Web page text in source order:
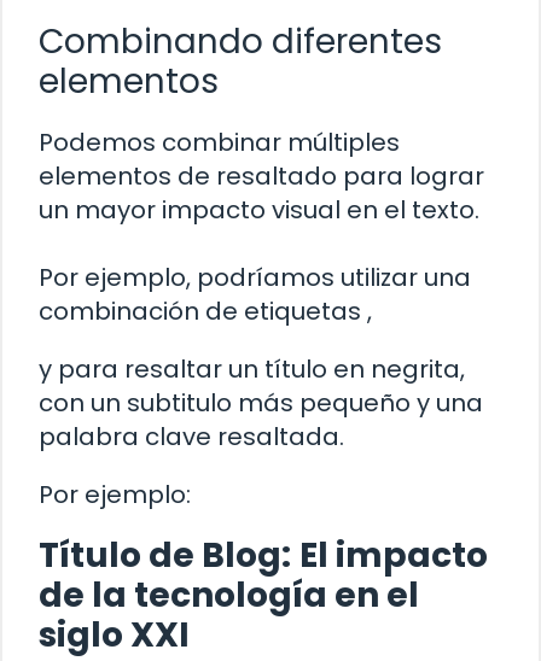
Combinando diferentes
elementos
Podemos combinar múltiples
elementos de resaltado para lograr
un mayor impacto visual en el texto.
Por ejemplo, podríamos utilizar una
combinación de etiquetas ,
y para resaltar un título en negrita,
con un subtitulo más pequeño y una
palabra clave resaltada.
Por ejemplo:
Título de Blog: El impacto
de la tecnología en el
siglo XXI